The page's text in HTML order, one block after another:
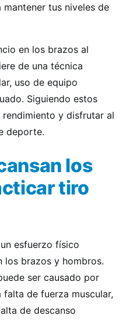
tus niveles de
en los brazos al
de una técnica
uso de equipo
Siguiendo estos
y disfrutar al
deporte.
los
tiro
esfuerzo físico
los brazos y hombros.
ser causado por
de fuerza muscular,
de descanso